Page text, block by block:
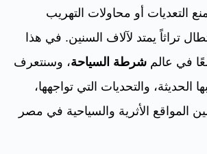
التعديات أو محاولات التهريب
تراثاً يمتد لآلاف السنين. في هذا
في عالم شرطة السياحة، وسنتعرف
الحديثة، والتحديات التي تواجهها،
المواقع الأثرية والسياحية في مصر